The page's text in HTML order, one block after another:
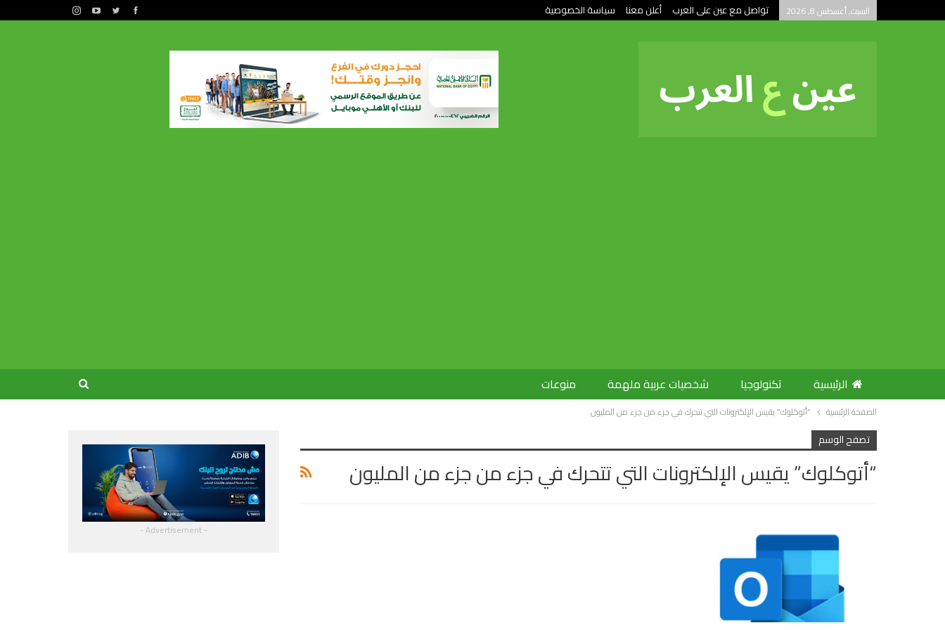
السبت, أغسطس 8, 2026 تواصل مع عين على العرب أعلن معنا سياسة الخصوصية
الرئيسية تكنولوجيا شخصيات عربية ملهمة منوعات
الصفحة الرئيسية “أتوكلوك” يقيس الإلكترونات التي تتحرك في جزء من جزء من المليون
تصفح الوسم
“أتوكلوك” يقيس الإلكترونات التي تتحرك في جزء من جزء من المليون
- Advertisement -